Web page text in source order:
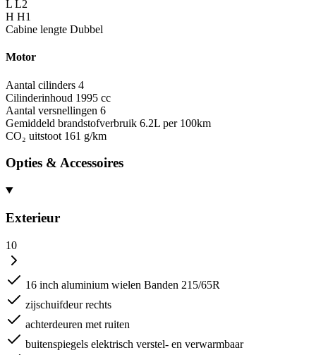
L L2
H H1
Cabine lengte Dubbel
Motor
Aantal cilinders 4
Cilinderinhoud 1995 cc
Aantal versnellingen 6
Gemiddeld brandstofverbruik 6.2L per 100km
CO₂ uitstoot 161 g/km
Opties & Accessoires
Exterieur
10
16 inch aluminium wielen Banden 215/65R
zijschuifdeur rechts
achterdeuren met ruiten
buitenspiegels elektrisch verstel- en verwarmbaar